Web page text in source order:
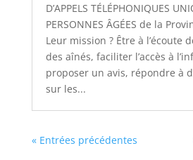
D’APPELS TÉLÉPHONIQUES
PERSONNES ÂGÉES de la
Leur mission ? Être à l’écoute
des aînés, faciliter l’accès à
proposer un avis, répondre à
sur les...
« Entrées précédentes